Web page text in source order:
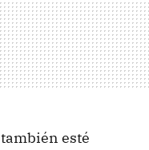
también esté